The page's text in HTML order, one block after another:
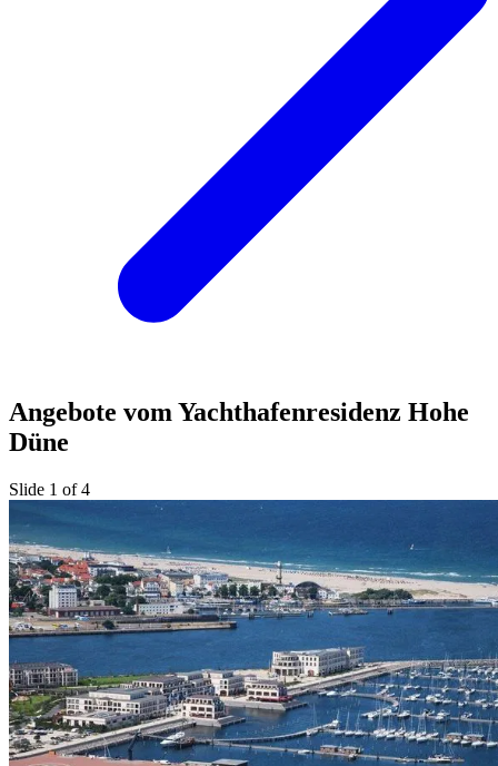
Angebote vom Yachthafenresidenz Hohe
Düne
Slide 1 of 4